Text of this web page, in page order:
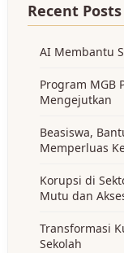
Recent Posts
AI Membantu
Program MGB
Mengejutkan
Beasiswa,
Memperluas
Korupsi di
Mutu dan
Transformasi
Sekolah